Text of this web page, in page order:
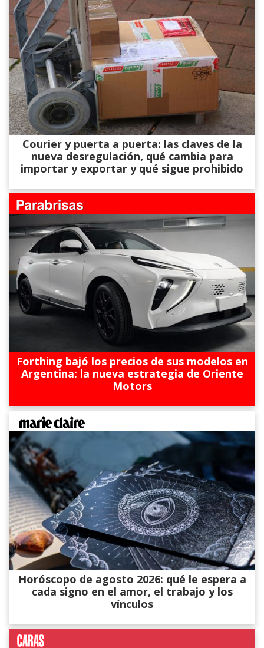
Courier y puerta a puerta: las claves de la
nueva desregulación, qué cambia para
importar y exportar y qué sigue prohibido
Forthing bajó los precios de sus modelos en
Argentina: la nueva estrategia de Oriente
Motors
Horóscopo de agosto 2026: qué le espera a
cada signo en el amor, el trabajo y los
vínculos